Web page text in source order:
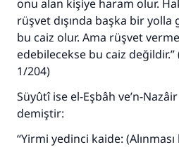
onu alan kişiye haram olur.
rüşvet dışında başka bir
bu caiz olur. Ama rüşvet
edebilecekse bu caiz değildir.”
1/204)
Süyûtî ise el-Eşbâh ve’n-
demiştir:
“Yirmi yedinci kaide: